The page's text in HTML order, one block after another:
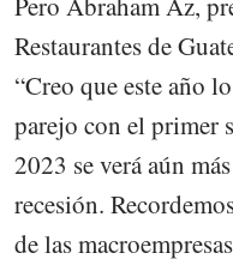
Restaurantes de
“Creo que este año
parejo con el primer
2023 se verá aún
recesión.
de las